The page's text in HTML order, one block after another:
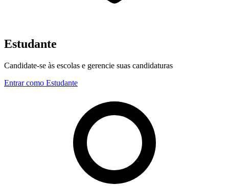
Estudante
Candidate-se às escolas e gerencie suas candidaturas
Entrar como Estudante